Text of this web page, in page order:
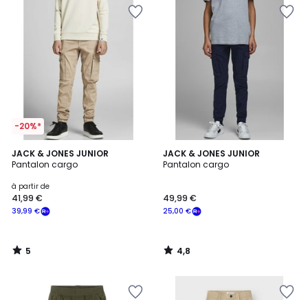
-20%*
JACK & JONES JUNIOR
Pantalon cargo
à partir de
39,99 €
41,99 €
5
/
5
/
JACK & JONES JUNIOR
Pantalon cargo
25,00 €
49,99 €
4,8
/ 5
4,8
/